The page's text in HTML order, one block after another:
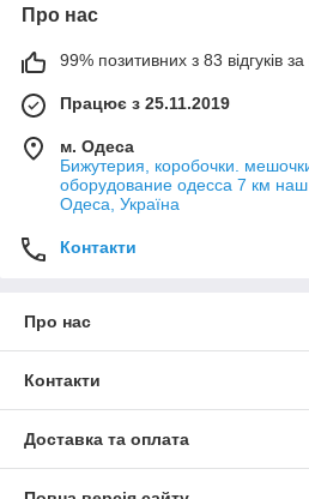
Про нас
99% позитивних з 83 відгуків за
Працює з 25.11.2019
м. Одеса
Бижутерия, коробочки.
оборудование одесса 7 км
Одеса, Україна
Контакти
Про нас
Контакти
Доставка та оплата